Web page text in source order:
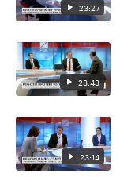
23:27
23:43
23:14